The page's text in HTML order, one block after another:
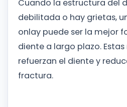
Cuando la estructura del
debilitada o hay grietas,
onlay puede ser la mejor
diente a largo plazo.
refuerzan el diente y
fractura.